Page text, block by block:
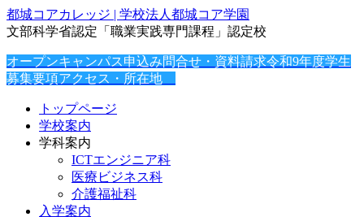
都城コアカレッジ | 学校法人都城コア学園
文部科学省認定「職業実践専門課程」認定校
オープンキャンパス申込み問合せ・資料請求令和9年度学生
募集要項アクセス・所在地
トップページ
学校案内
学科案内
ICTエンジニア科
医療ビジネス科
介護福祉科
入学案内